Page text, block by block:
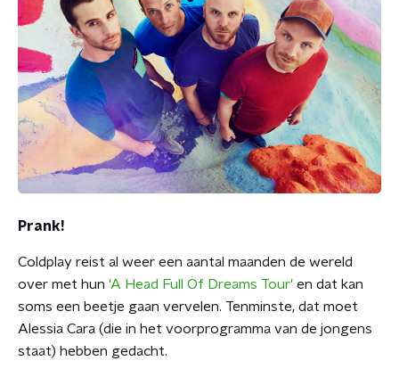
Prank!
Coldplay reist al weer een aantal maanden de wereld
over met hun 'A Head Full Of Dreams Tour' en dat kan
soms een beetje gaan vervelen. Tenminste, dat moet
Alessia Cara (die in het voorprogramma van de jongens
staat) hebben gedacht.